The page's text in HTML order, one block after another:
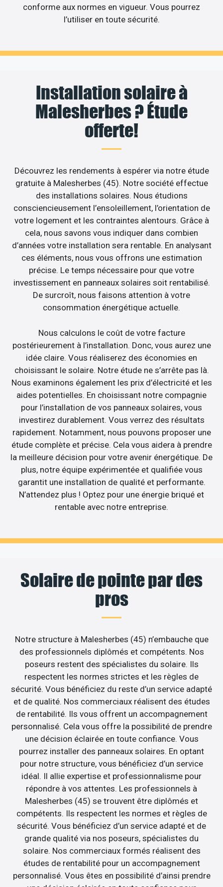
conforme aux normes en vigueur. Vous pourrez
l’utiliser en toute sécurité.
Installation solaire à
Malesherbes ? Étude
offerte!
Découvrez les rendements à espérer via notre étude
gratuite à Malesherbes (45). Notre société effectue
des installations solaires. Nous étudions
consciencieusement l’ensoleillement, l’orientation de
votre logement et les contraintes alentours. Grâce à
cela, nous savons vous indiquer dans combien
d’années votre installation sera rentable. En analysant
ces éléments, nous vous offrons une estimation
précise. Le temps nécessaire pour que votre
investissement en panneaux solaires soit rentabilisé.
De surcroît, nous faisons attention à votre
consommation énergétique actuelle.
Nous calculons le coût de votre facture
postérieurement à l’installation. Donc, vous aurez une
idée claire. Vous réaliserez des économies en
choisissant le solaire. Notre étude ne s’arrête pas là.
Nous examinons également les prix d’électricité et les
aides potentielles. En choisissant notre compagnie
pour l’installation de vos panneaux solaires, vous
investirez durablement. Vous verrez des résultats
rapidement. Notamment, nous pouvons proposer une
étude complète et précise. Cela vous aidera à prendre
la meilleure décision pour votre avenir énergétique. De
plus, notre équipe expérimentée et qualifiée vous
garantit une installation de qualité et performante.
N’attendez plus ! Optez pour une énergie briqué et
rentable avec notre entreprise.
Solaire de pointe par des
pros
Notre structure à Malesherbes (45) n’embauche que
des professionnels diplômés et compétents. Nos
poseurs restent des spécialistes du solaire. Ils
respectent les normes strictes et les règles de
sécurité. Vous bénéficiez du reste d’un service adapté
et de qualité. Nos commerciaux réalisent des études
de rentabilité. Ils vous offrent un accompagnement
personnalisé. Cela vous offre la possibilité de prendre
une décision éclairée en toute confiance. Vous
pourrez installer des panneaux solaires. En optant
pour notre structure, vous bénéficiez d’un service
idéal. Il allie expertise et professionnalisme pour
répondre à vos attentes. Les professionnels à
Malesherbes (45) se trouvent être diplômés et
compétents. Ils respectent les normes et règles de
sécurité. Vous bénéficiez d’un service adapté et de
grande qualité via nos poseurs, spécialistes du
solaire. Nos commerciaux formés réalisent des
études de rentabilité pour un accompagnement
personnalisé. Vous êtes en possibilité d’ainsi prendre